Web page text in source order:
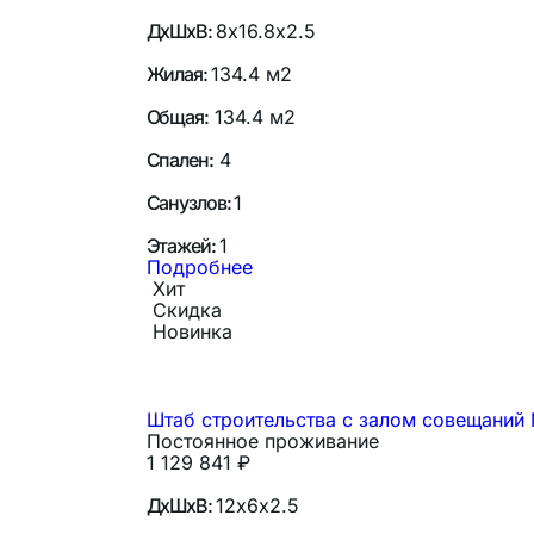
ДхШхВ: 8х16.8х2.5
Жилая:134.4 м2
Общая:134.4 м2
Спален:4
Санузлов:1
Этажей:1
Подробнее
Хит
Скидка
Новинка
Штаб строительства с залом
Постоянное проживание
1 129 841 ₽
ДхШхВ:12х6х2.5